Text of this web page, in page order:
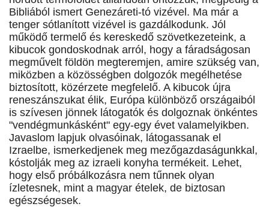
Bibliából ismert Genezáreti-tó vizével. Ma már a
tenger sótlanított vizével is gazdálkodunk. Jól
működő termelő és kereskedő szövetkezeteink, a
kibucok gondoskodnak arról, hogy a fáradságosan
megművelt földön megteremjen, amire szükség van,
miközben a közösségben dolgozók megélhetése
biztosított, közérzete megfelelő. A kibucok újra
reneszánszukat élik, Európa különböző országaiból
is szívesen jönnek látogatók és dolgoznak önkéntes
"vendégmunkásként" egy-egy évet valamelyikben.
Javaslom lapjuk olvasóinak, látogassanak el
Izraelbe, ismerkedjenek meg mezőgazdaságunkkal,
kóstolják meg az izraeli konyha termékeit. Lehet,
hogy első próbálkozásra nem tűnnek olyan
ízletesnek, mint a magyar ételek, de biztosan
egészségesek.